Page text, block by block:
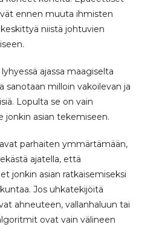
ennen muuta ihmisten
niistä johtuvien
ajassa maagiselta
sanotaan milloin vakoilevan ja
Lopulta se on vain
jonkin asian tekemiseen.
parhaiten ymmärtämään,
ajatella, että
jonkin asian ratkaisemiseksi
Jos uhkatekijöitä
ahneuteen, vallanhaluun tai
ovat vain välineen